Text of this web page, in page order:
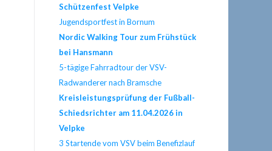
Schützenfest Velpke
Jugendsportfest in Bornum
Nordic Walking Tour zum Frühstück
bei Hansmann
5-tägige Fahrradtour der VSV-
Radwanderer nach Bramsche
Kreisleistungsprüfung der Fußball-
Schiedsrichter am 11.04.2026 in
Velpke
3 Startende vom VSV beim Benefizlauf